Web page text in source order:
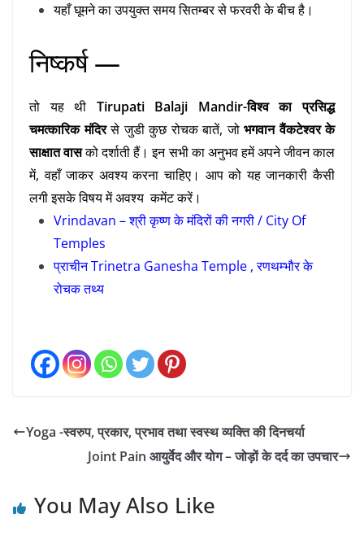
यहाँ घूमने का उपयुक्त समय सितम्बर से फरवरी के बीच है।
निष्कर्ष —
तो यह थी Tirupati Balaji Mandir-विश्व का प्रसिद्ध
चमत्कारिक मंदिरसे जुडी कुछ रोचक बातें, जो भगवान वैंकटेश्वर के
साक्षात वासको दर्शाती हैं। इन सभी का अनुभव हमें अपने जीवन काल
में, वहाँ जाकर अवश्य करना चाहिए। आप को यह जानकारी कैसी
लगी इसके विषय में अवश्य कमेंट करें।
Vrindavan – श्री कृष्ण के मंदिरों की नगरी / City Of
Temples
प्राचीन Trinetra Ganesha Temple , रणथम्भौरके
रोचक तथ्य
Yoga -स्वरुप, प्रकार, प्रभाव तथा स्वस्थ व्यक्ति की दिनचर्या
Joint Pain आयुर्वेद और योग – जोड़ों के दर्द का उपचार
You May Also Like